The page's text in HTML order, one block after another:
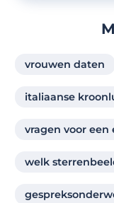
vrouwen daten
italiaanse
vragen voor een
welk